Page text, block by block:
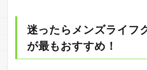
迷ったらメンズライフ
が最もおすすめ！